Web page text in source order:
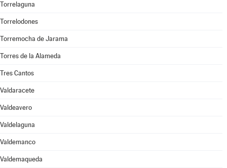
Torrelaguna
Torrelodones
Torremocha de Jarama
Torres de la Alameda
Tres Cantos
Valdaracete
Valdeavero
Valdelaguna
Valdemanco
Valdemaqueda